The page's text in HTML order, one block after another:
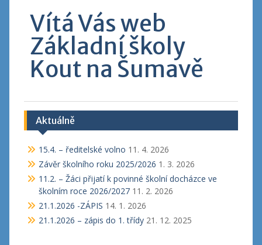
Vítá Vás web
Základní školy
Kout na Šumavě
Aktuálně
15.4. – ředitelské volno 11. 4. 2026
Závěr školního roku 2025/2026 1. 3. 2026
11.2. – Žáci přijatí k povinné školní docházce ve
školním roce 2026/2027 11. 2. 2026
21.1.2026 -ZÁPIS 14. 1. 2026
21.1.2026 – zápis do 1. třídy 21. 12. 2025